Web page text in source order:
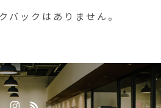
バックはありません。